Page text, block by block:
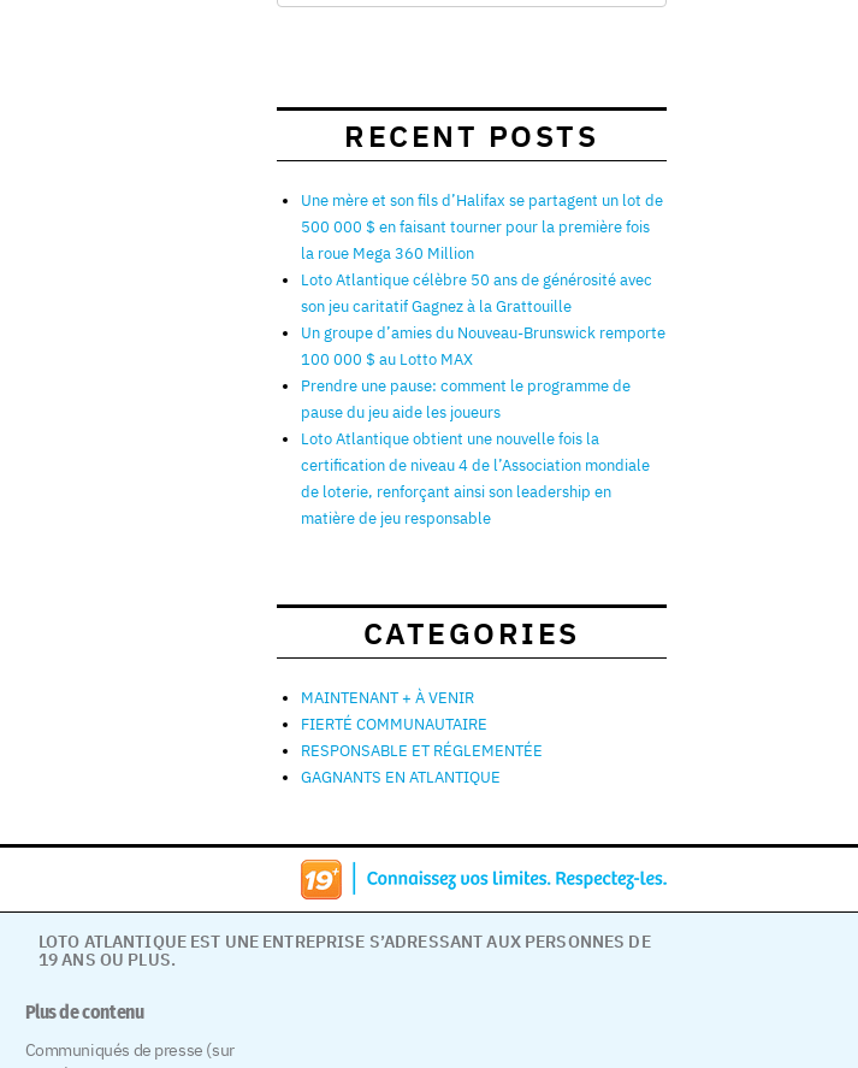
RECENT POSTS
Une mère et son fils d’Halifax se partagent un lot de
500 000 $ en faisant tourner pour la première fois
la roue Mega 360 Million
Loto Atlantique célèbre 50 ans de générosité avec
son jeu caritatif Gagnez à la Grattouille
Un groupe d’amies du Nouveau-Brunswick remporte
100 000 $ au Lotto MAX
Prendre une pause: comment le programme de
pause du jeu aide les joueurs
Loto Atlantique obtient une nouvelle fois la
certification de niveau 4 de l’Association mondiale
de loterie, renforçant ainsi son leadership en
matière de jeu responsable
CATEGORIES
MAINTENANT + À VENIR
FIERTÉ COMMUNAUTAIRE
RESPONSABLE ET RÉGLEMENTÉE
GAGNANTS EN ATLANTIQUE
LOTO ATLANTIQUE EST UNE ENTREPRISE S’ADRESSANT AUX PERSONNES DE
19 ANS OU PLUS.
Plus de contenu
Communiqués de presse (sur